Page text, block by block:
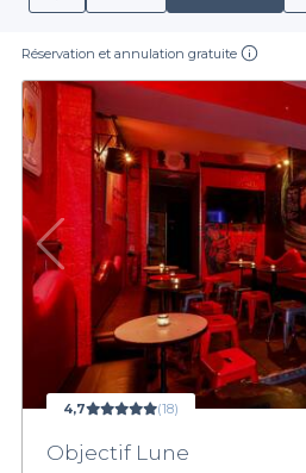
autour d’un bon verre de vin. Le
votre disposition notre guide de
Réservation et annulation gratuite
4,7 (18)
Objectif Lune